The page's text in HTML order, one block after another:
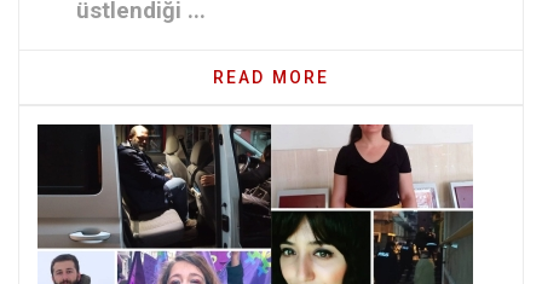
üstlendiği ...
READ MORE